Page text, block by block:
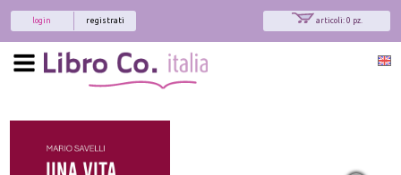
articoli: 0 pz.
registrati
login